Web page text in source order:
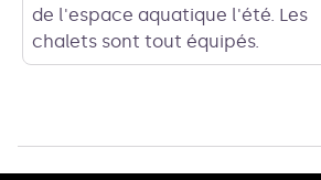
de l'espace aquatique l'été. Les
chalets sont tout équipés.